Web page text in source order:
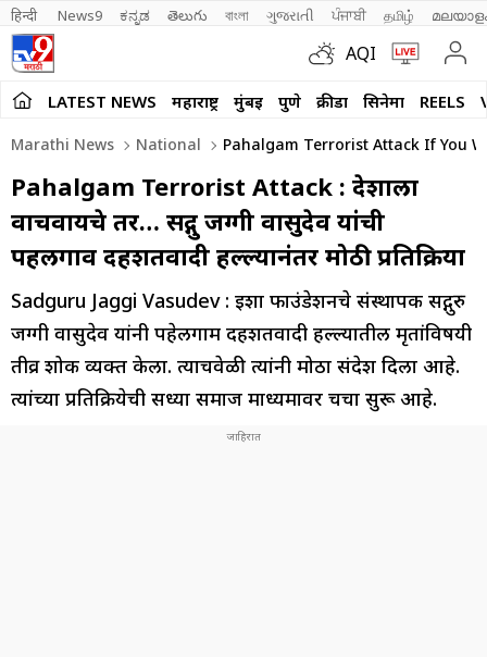
हिन्दी News9 ಕನ್ನಡ తెలుగు বাংলা ગુજરાતી ਪੰਜਾਬੀ தமிழ்
AQI
LATEST NEWS महाराष्ट्र मुंबई पुणे क्रीडा सिनेमा REELS
Marathi News National Pahalgam Terrorist Attack If You
Pahalgam Terrorist Attack : देशाला
वाचवायचे तर… सद्गुरू जग्गी वासुदेव यांची
पहलगाव दहशतवादी हल्ल्यानंतर मोठी प्रतिक्रिया
Sadguru Jaggi Vasudev : ईशा फाउंडेशनचे संस्थापक सद्गुरु
जग्गी वासुदेव यांनी पहेलगाम दहशतवादी हल्ल्यातील मृतांविषयी
तीव्र शोक व्यक्त केला. त्याचवेळी त्यांनी मोठा संदेश दिला आहे.
त्यांच्या प्रतिक्रियेची सध्या समाज माध्यमावर चर्चा सुरू आहे.